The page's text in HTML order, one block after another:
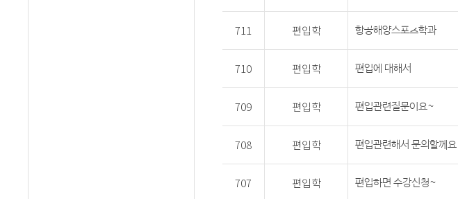
711 편입학 항공해양스포츠학과
710 편입학 편입에 대해서
709 편입학 편입관련질문이요~
708 편입학 편입관련해서 문의할께요
707 편입학 편입하면 수강신청~